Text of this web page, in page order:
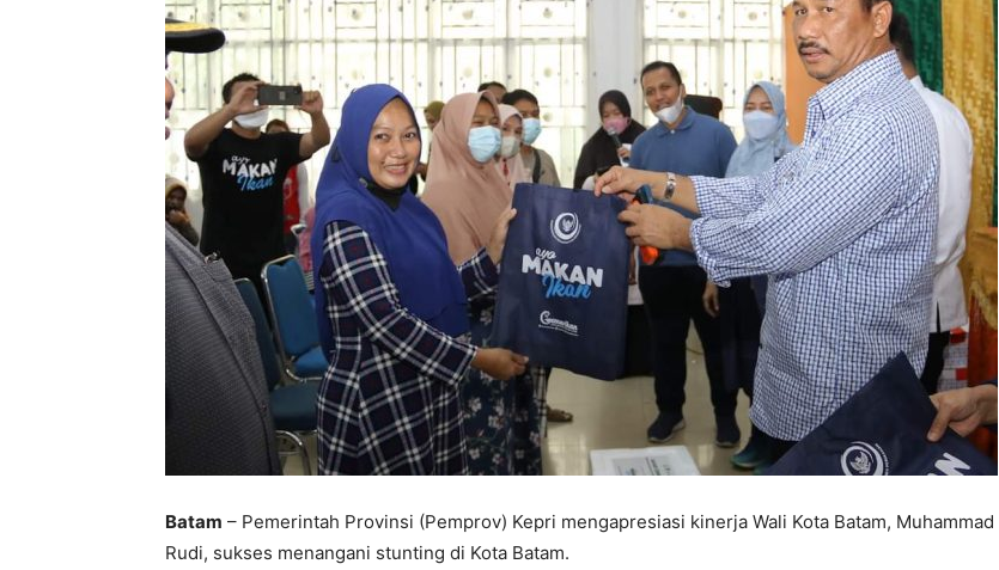
Batam – Pemerintah Provinsi (Pemprov) Kepri mengapresiasi kinerja Wali Kota Batam, Muhammad
Rudi, sukses menangani stunting di Kota Batam.